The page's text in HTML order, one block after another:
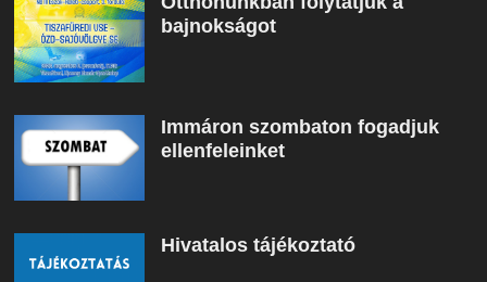
bajnokságot
Immáron szombaton fogadjuk
ellenfeleinket
Hivatalos tájékoztató